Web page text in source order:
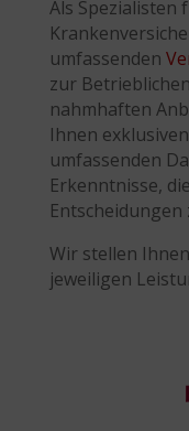
Als Spezialisten
umfassenden
zur
nahmhaften
Ihnen
umfassenden
Erkenntnisse,
Wir stellen
jeweiligen